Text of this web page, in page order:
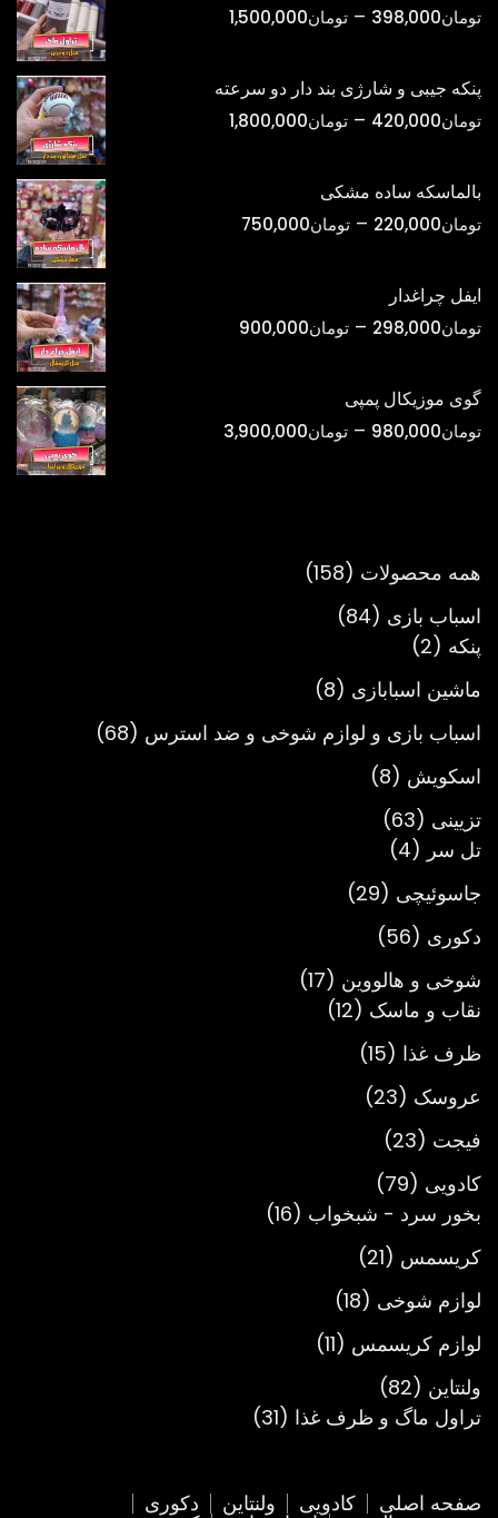
تومان398,000
– تومان1,500,000محدوده
پنکه جیبی و شارژی بند دار دو سرعته
تومان420,000
– تومان1,800,000محدوده
تومان420,000
بالماسکه ساده مشکی
تومان220,000
– تومان750,000
تومان750,000
ایفل چراغدار
تومان298,000
– تومان900,000
تومان900,000
گوی موزیکال پمپی
تومان980,000
– تومان3,900,000
همه محصولات
158
158
اسباب بازی 84
84
پنکه 2
2
محصول
ماشین اسبابازی 8
8
اسباب بازی و لوازم شوخی و ضد استرس 68
68
اسکویش 8
8
تزیینی 63
63
محصول
تل سر 4
4
محصول
جاسوئیچی 29
29
دکوری 56
56
محصول
شوخی و هالووین 17
17
نقاب و ماسک 12
12
ظرف غذا 15
15
محصول
عروسک 23
23
فیجت 23
23
محصول
کادویی 79
79
محصول
بخور سرد - شبخواب 16
16
کریسمس 21
21
محصول
لوازم شوخی 18
18
محصول
لوازم کریسمس 11
11
ولنتاین 82
82
محصول
تراول ماگ و ظرف غذا 31
31
صفحه اصلی کادویی ولنتاین دکوری